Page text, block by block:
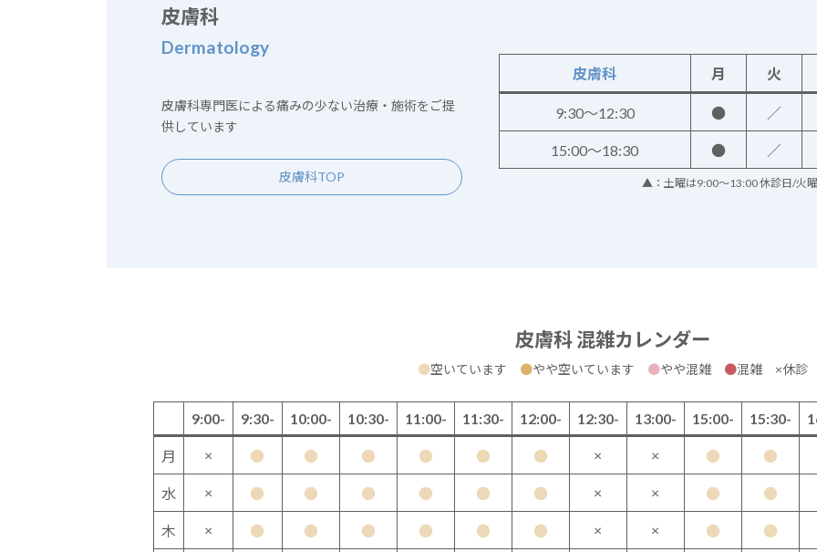
皮膚科
Dermatology
皮膚科専門医による痛みの少ない治療・施術をご提
供しています
皮膚科TOP
皮膚科 月 火
9:30～12:30 ● ／
15:00～18:30 ● ／
▲：土曜は9:00～13:00 休診日/火
皮膚科 混雑カレンダー
●空いています ●やや空いています ●やや混雑 ●混雑 ×休診
9:00- 9:30- 10:00- 10:30- 11:00- 11:30- 12:00- 12:30- 13:00- 15:00- 15:30-
月 × ● ● ● ● ● ● × × ● ●
水 × ● ● ● ● ● ● × × ● ●
木 × ● ● ● ● ● ● × × ● ●